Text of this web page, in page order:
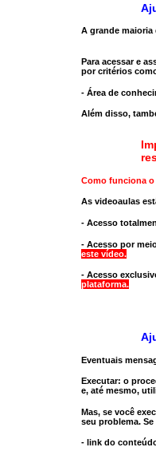
A grande maioria
Para acessar e
por critérios
- Área de
Além disso,
Como funciona
As videoaulas
- Acesso
- Acesso por
este vídeo.
- Acesso
plataforma.
Eventuais
Executar: o
e, até mesmo,
Mas, se você
seu problema.
- link do